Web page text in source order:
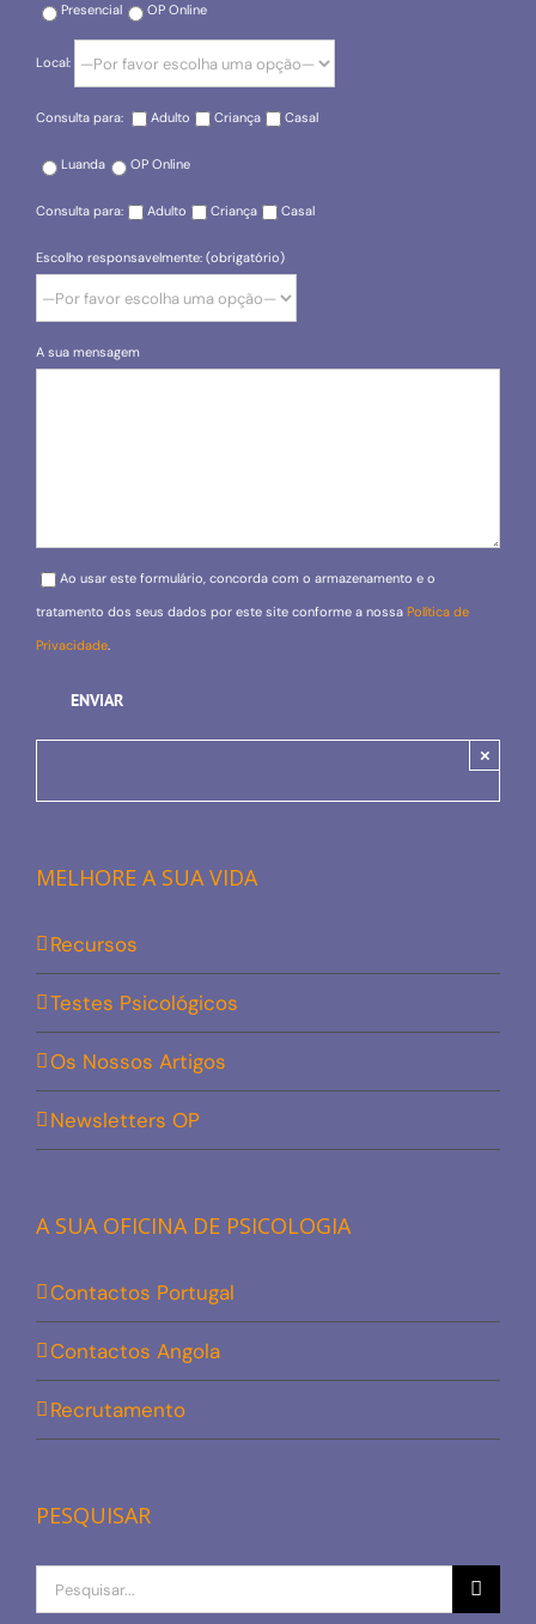
Presencial OP Online
Local:
Consulta para: Adulto Criança Casal
Luanda OP Online
Consulta para: Adulto Criança Casal
Escolho responsavelmente: (obrigatório)
A sua mensagem
Please leave this field empty.
Ao usar este formulário, concorda com o armazenamento e o
tratamento dos seus dados por este site conforme a nossa Política de
Privacidade.
×
MELHORE A SUA VIDA
Recursos
Testes Psicológicos
Os Nossos Artigos
Newsletters OP
A SUA OFICINA DE PSICOLOGIA
Contactos Portugal
Contactos Angola
Recrutamento
PESQUISAR
Procurar
por